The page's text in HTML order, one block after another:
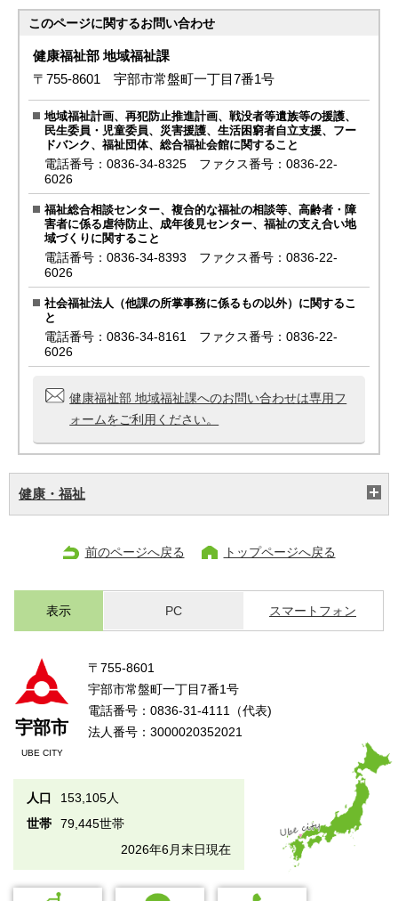
このページに関するお問い合わせ
健康福祉部 地域福祉課
〒755-8601 宇部市常盤町一丁目7番1号
地域福祉計画、再犯防止推進計画、戦没者等遺族等の援護、
民生委員・児童委員、災害援護、生活困窮者自立支援、フー
ドバンク、福祉団体、総合福祉会館に関すること
電話番号：0836-34-8325 ファクス番号：0836-22-
6026
福祉総合相談センター、複合的な福祉の相談等、高齢者・障
害者に係る虐待防止、成年後見センター、福祉の支え合い地
域づくりに関すること
電話番号：0836-34-8393 ファクス番号：0836-22-
6026
社会福祉法人（他課の所掌事務に係るもの以外）に関するこ
と
電話番号：0836-34-8161 ファクス番号：0836-22-
6026
健康福祉部 地域福祉課へのお問い合わせは専用フ
ォームをご利用ください。
健康・福祉
前のページへ戻る トップページへ戻る
表示 PC スマートフォン
宇部市
UBE CITY
〒755-8601
宇部市常盤町一丁目7番1号
電話番号：0836-31-4111（代表)
法人番号：3000020352021
人口
153,105人
世帯
79,445世帯
2026年6月末日現在